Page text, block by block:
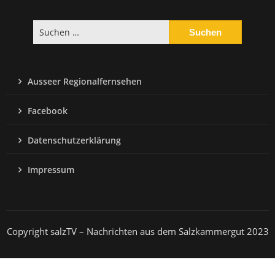
Suchen
nach:
Ausseer Regionalfernsehen
Facebook
Datenschutzerklärung
Impressum
Copyright salzTV – Nachrichten aus dem Salzkammergut 2023